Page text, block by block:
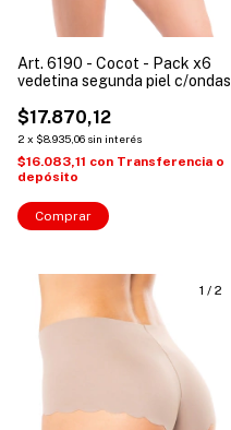
Art. 6190 - Cocot - Pack x6
vedetina segunda piel c/ondas
$17.870,12
2 x $8.935,06 sin interés
$16.083,11 con Transferencia o
depósito
Comprar
1 / 2